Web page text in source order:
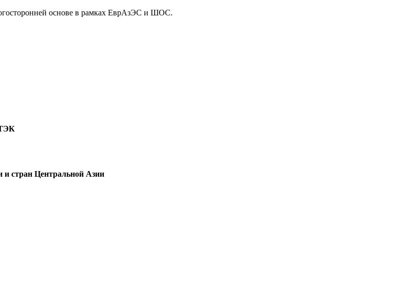
основе в рамках ЕврАзЭС и ШОС.
в ТЭК
России и стран Центральной Азии